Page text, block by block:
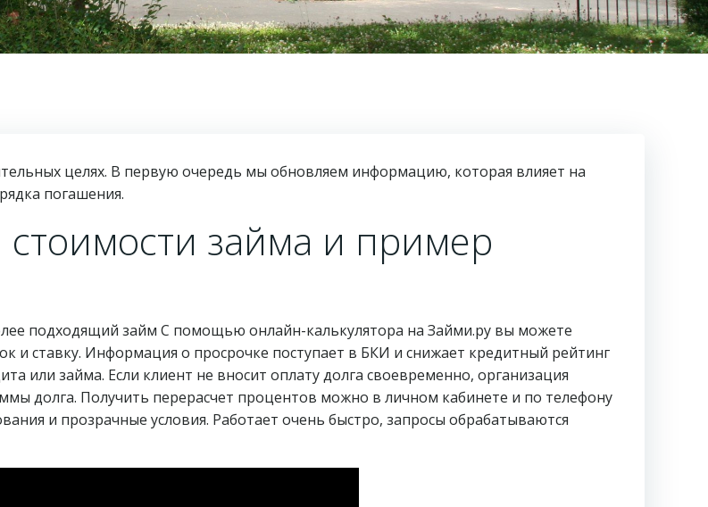
целях. В первую очередь мы обновляем информацию, которая влияет на
погашения.
займа и пример
подходящий займ С помощью онлайн-калькулятора на Займи.ру вы можете
и ставку. Информация о просрочке поступает в БКИ и снижает кредитный рейтинг
или займа. Если клиент не вносит оплату долга своевременно, организация
долга. Получить перерасчет процентов можно в личном кабинете и по телефону
и прозрачные условия. Работает очень быстро, запросы обрабатываются